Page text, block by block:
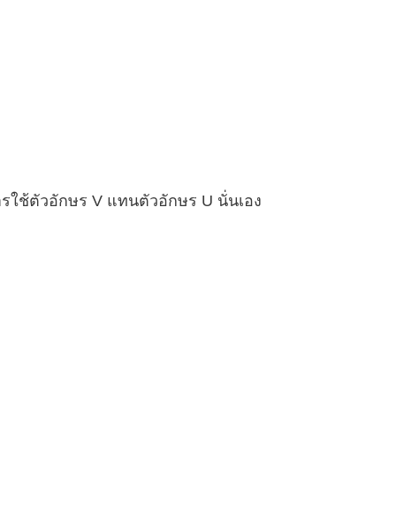
ใช้ตัวอักษร V แทนตัวอักษร U นั่นเอง